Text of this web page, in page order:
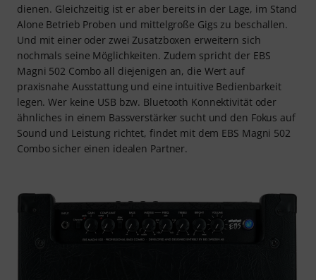
dienen. Gleichzeitig ist er aber bereits in der Lage, im Stand
Alone Betrieb Proben und mittelgroße Gigs zu beschallen.
Und mit einer oder zwei Zusatzboxen erweitern sich
nochmals seine Möglichkeiten. Zudem spricht der EBS
Magni 502 Combo all diejenigen an, die Wert auf
praxisnahe Ausstattung und eine intuitive Bedienbarkeit
legen. Wer keine USB bzw. Bluetooth Konnektivität oder
ähnliches in einem Bassverstärker sucht und den Fokus auf
Sound und Leistung richtet, findet mit dem EBS Magni 502
Combo sicher einen idealen Partner.